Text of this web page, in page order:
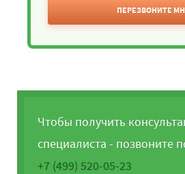
ПЕРЕЗВОНИТЕ
Чтобы получить
специалиста - позвоните
+7 (499) 520-05-23